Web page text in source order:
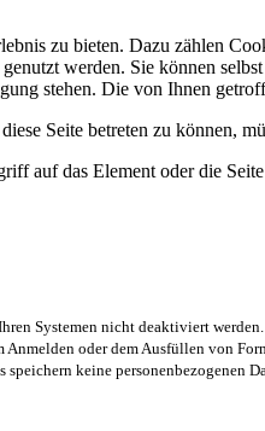
zu bieten. Dazu zählen
werden. Sie können
stehen. Die von Ihnen
Seite betreten zu können,
auf das Element oder die
Systemen nicht deaktiviert
oder dem Ausfüllen von
keine personenbezogenen